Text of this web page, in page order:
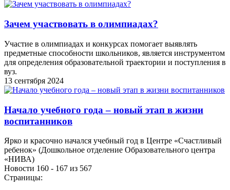
Зачем участвовать в олимпиадах?
Участие в олимпиадах и конкурсах помогает выявлять
предметные способности школьников, является инструментом
для определения образовательной траектории и поступления в
вуз.
13 сентября 2024
Начало учебного года – новый этап в жизни
воспитанников
Ярко и красочно начался учебный год в Центре «Счастливый
ребенок» (Дошкольное отделение Образовательного центра
«НИВА)
Новости 160 - 167 из 567
Страницы: